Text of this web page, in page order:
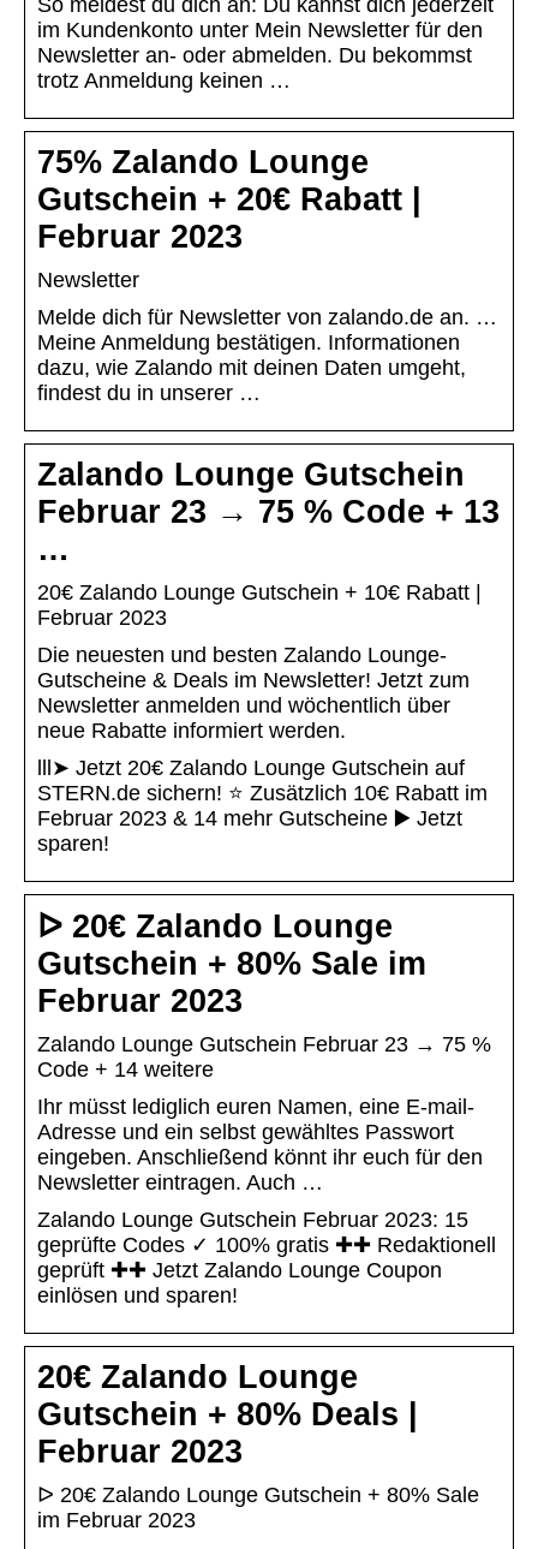
So meldest du dich an: Du kannst dich jederzeit
im Kundenkonto unter Mein Newsletter für den
Newsletter an- oder abmelden. Du bekommst
trotz Anmeldung keinen …
75% Zalando Lounge
Gutschein + 20€ Rabatt |
Februar 2023
Newsletter
Melde dich für Newsletter von zalando.de an. …
Meine Anmeldung bestätigen. Informationen
dazu, wie Zalando mit deinen Daten umgeht,
findest du in unserer …
Zalando Lounge Gutschein
Februar 23 → 75 % Code + 13
…
20€ Zalando Lounge Gutschein + 10€ Rabatt |
Februar 2023
Die neuesten und besten Zalando Lounge-
Gutscheine & Deals im Newsletter! Jetzt zum
Newsletter anmelden und wöchentlich über
neue Rabatte informiert werden.
lll➤ Jetzt 20€ Zalando Lounge Gutschein auf
STERN.de sichern! ⭐️ Zusätzlich 10€ Rabatt im
Februar 2023 & 14 mehr Gutscheine ▶️ Jetzt
sparen!
ᐅ 20€ Zalando Lounge
Gutschein + 80% Sale im
Februar 2023
Zalando Lounge Gutschein Februar 23 → 75 %
Code + 14 weitere
Ihr müsst lediglich euren Namen, eine E-mail-
Adresse und ein selbst gewähltes Passwort
eingeben. Anschließend könnt ihr euch für den
Newsletter eintragen. Auch …
Zalando Lounge Gutschein Februar 2023: 15
geprüfte Codes ✓ 100% gratis ✚✚ Redaktionell
geprüft ✚✚ Jetzt Zalando Lounge Coupon
einlösen und sparen!
20€ Zalando Lounge
Gutschein + 80% Deals |
Februar 2023
ᐅ 20€ Zalando Lounge Gutschein + 80% Sale
im Februar 2023